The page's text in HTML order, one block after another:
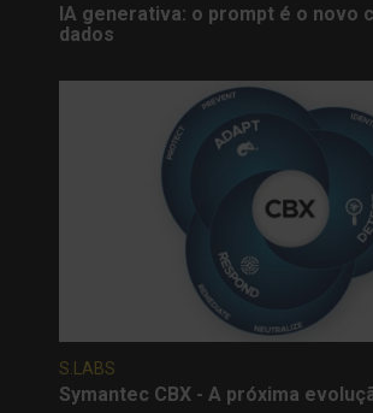
IA generativa: o prompt é o novo
dados
S.LABS
Symantec CBX - A próxima